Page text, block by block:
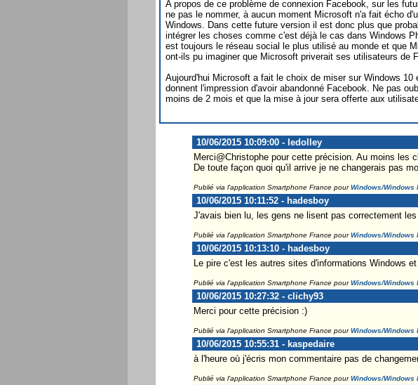
A propos de ce problème de connexion Facebook, sur les
ne pas le nommer, à aucun moment Microsoft n'a fait écho
Windows. Dans cette future version il est donc plus que
intégrer les choses comme c'est déjà le cas dans Windows
est toujours le réseau social le plus utilisé au monde et que
ont-ils pu imaginer que Microsoft priverait ses utilisateurs de
Aujourd'hui Microsoft a fait le choix de miser sur Windows
donnent l'impression d'avoir abandonné Facebook. Ne pas
moins de 2 mois et que la mise à jour sera offerte aux
10/06/2015 10:09:00 - ledolley
Merci@Christophe pour cette précision. Au moins les
De toute façon quoi qu'il arrive je ne changerais pas
Publié via l'application Smartphone France pourWindows/Windows
10/06/2015 10:11:52 - hadesboy
J'avais bien lu, les gens ne lisent pas correctement
Publié via l'application Smartphone France pourWindows/Windows
10/06/2015 10:13:10 - hadesboy
Le pire c'est les autres sites d'informations Windows
Publié via l'application Smartphone France pourWindows/Windows
10/06/2015 10:27:32 - clichy93
Merci pour cette précision :)
Publié via l'application Smartphone France pourWindows/Windows
10/06/2015 10:55:31 - kaspedaire
à l'heure où j'écris mon commentaire pas de
Publié via l'application Smartphone France pourWindows/Windows